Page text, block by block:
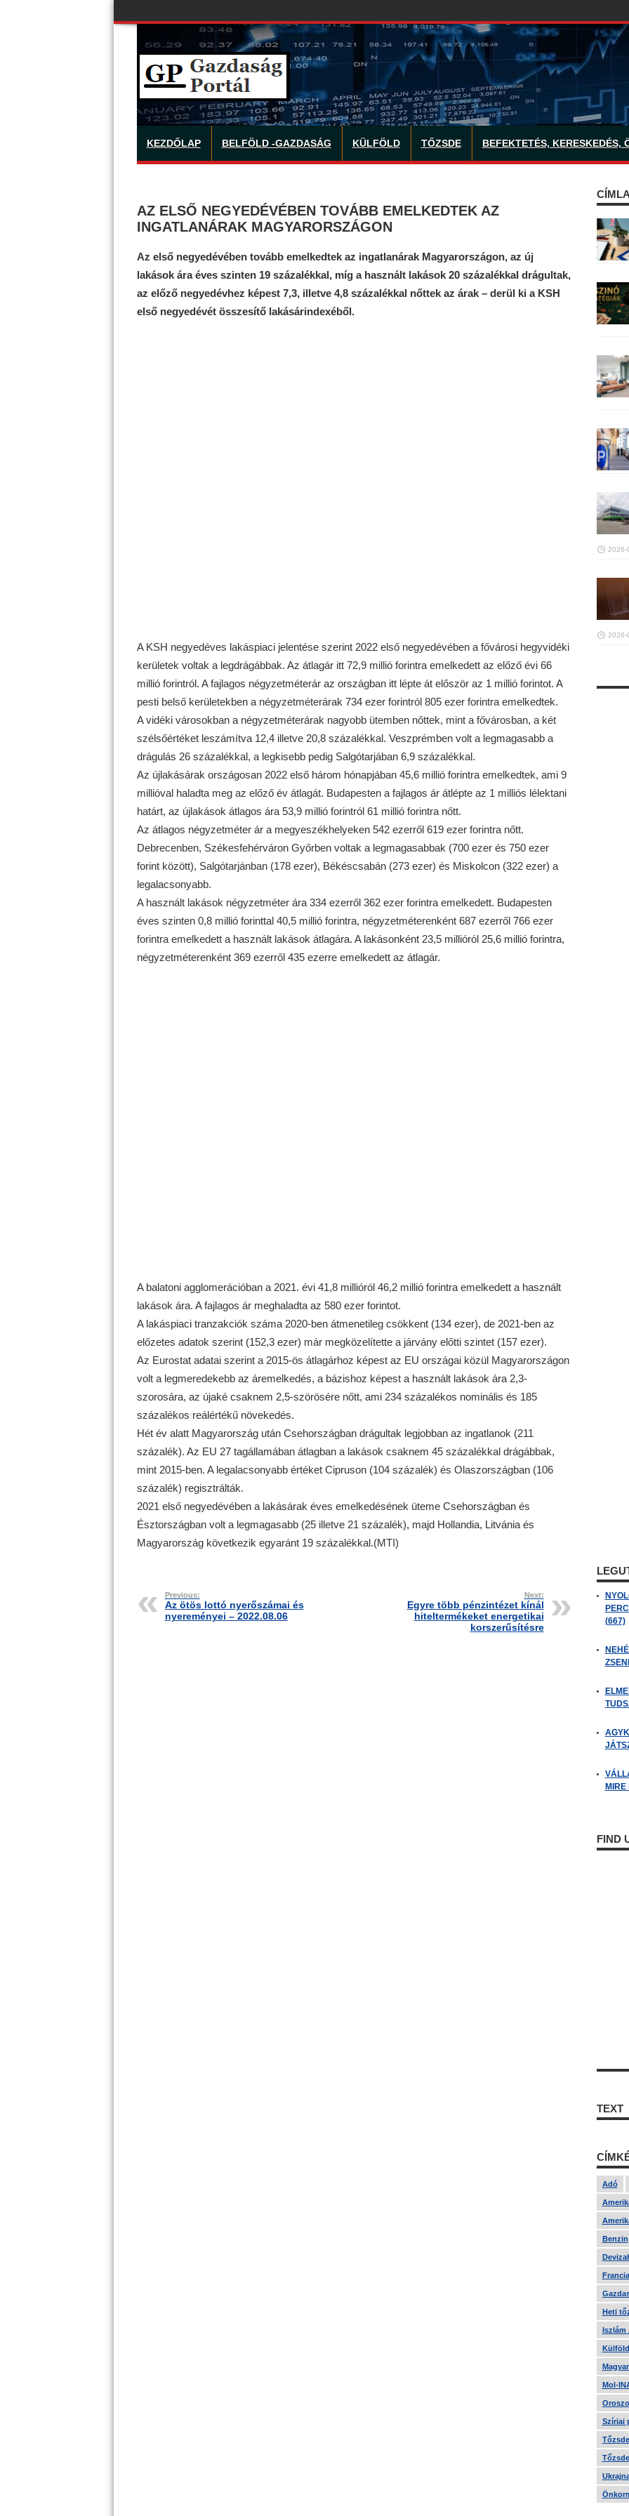
KEZDŐLAP BELFÖLD -GAZDASÁG KÜLFÖLD TŐZSDE BEFEKTETÉS, KERESKEDÉS,
AZ ELSŐ NEGYEDÉVÉBEN TOVÁBB EMELKEDTEK AZ
INGATLANÁRAK MAGYARORSZÁGON
Az első negyedévében tovább emelkedtek az ingatlanárak Magyarországon, az új
lakások ára éves szinten 19 százalékkal, míg a használt lakások 20 százalékkal drágultak,
az előző negyedévhez képest 7,3, illetve 4,8 százalékkal nőttek az árak – derül ki a KSH
első negyedévét összesítő lakásárindexéből.
A KSH negyedéves lakáspiaci jelentése szerint 2022 első negyedévében a fővárosi hegyvidéki
kerületek voltak a legdrágábbak. Az átlagár itt 72,9 millió forintra emelkedett az előző évi 66
millió forintról. A fajlagos négyzetméterár az országban itt lépte át először az 1 millió forintot. A
pesti belső kerületekben a négyzetméterárak 734 ezer forintról 805 ezer forintra emelkedtek.
A vidéki városokban a négyzetméterárak nagyobb ütemben nőttek, mint a fővárosban, a két
szélsőértéket leszámítva 12,4 illetve 20,8 százalékkal. Veszprémben volt a legmagasabb a
drágulás 26 százalékkal, a legkisebb pedig Salgótarjában 6,9 százalékkal.
Az újlakásárak országosan 2022 első három hónapjában 45,6 millió forintra emelkedtek, ami 9
millióval haladta meg az előző év átlagát. Budapesten a fajlagos ár átlépte az 1 milliós lélektani
határt, az újlakások átlagos ára 53,9 millió forintról 61 millió forintra nőtt.
Az átlagos négyzetméter ár a megyeszékhelyeken 542 ezerről 619 ezer forintra nőtt.
Debrecenben, Székesfehérváron Győrben voltak a legmagasabbak (700 ezer és 750 ezer
forint között), Salgótarjánban (178 ezer), Békéscsabán (273 ezer) és Miskolcon (322 ezer) a
legalacsonyabb.
A használt lakások négyzetméter ára 334 ezerről 362 ezer forintra emelkedett. Budapesten
éves szinten 0,8 millió forinttal 40,5 millió forintra, négyzetméterenként 687 ezerről 766 ezer
forintra emelkedett a használt lakások átlagára. A lakásonként 23,5 millióról 25,6 millió forintra,
négyzetméterenként 369 ezerről 435 ezerre emelkedett az átlagár.
A balatoni agglomerációban a 2021. évi 41,8 millióról 46,2 millió forintra emelkedett a használt
lakások ára. A fajlagos ár meghaladta az 580 ezer forintot.
A lakáspiaci tranzakciók száma 2020-ben átmenetileg csökkent (134 ezer), de 2021-ben az
előzetes adatok szerint (152,3 ezer) már megközelítette a járvány előtti szintet (157 ezer).
Az Eurostat adatai szerint a 2015-ös átlagárhoz képest az EU országai közül Magyarországon
volt a legmeredekebb az áremelkedés, a bázishoz képest a használt lakások ára 2,3-
szorosára, az újaké csaknem 2,5-szörösére nőtt, ami 234 százalékos nominális és 185
százalékos reálértékű növekedés.
Hét év alatt Magyarország után Csehországban drágultak legjobban az ingatlanok (211
százalék). Az EU 27 tagállamában átlagban a lakások csaknem 45 százalékkal drágábbak,
mint 2015-ben. A legalacsonyabb értéket Cipruson (104 százalék) és Olaszországban (106
százalék) regisztrálták.
2021 első negyedévében a lakásárak éves emelkedésének üteme Csehországban és
Észtországban volt a legmagasabb (25 illetve 21 százalék), majd Hollandia, Litvánia és
Magyarország következik egyaránt 19 százalékkal.(MTI)
Previous:
Az ötös lottó nyerőszámai és
nyereményei – 2022.08.06
Next:
Egyre több pénzintézet kínál
hiteltermékeket energetikai
korszerűsítésre
2026-
2026-
(667)
MIRE
FIND
TEXT
Adó
Benzin
Heti
Iszlám
Mol-
Szíriai